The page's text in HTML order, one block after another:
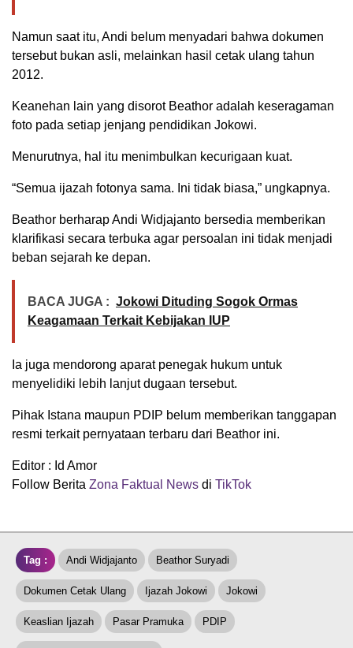
Namun saat itu, Andi belum menyadari bahwa dokumen
tersebut bukan asli, melainkan hasil cetak ulang tahun
2012.
Keanehan lain yang disorot Beathor adalah keseragaman
foto pada setiap jenjang pendidikan Jokowi.
Menurutnya, hal itu menimbulkan kecurigaan kuat.
“Semua ijazah fotonya sama. Ini tidak biasa,” ungkapnya.
Beathor berharap Andi Widjajanto bersedia memberikan
klarifikasi secara terbuka agar persoalan ini tidak menjadi
beban sejarah ke depan.
BACA JUGA : Jokowi Dituding Sogok Ormas
Keagamaan Terkait Kebijakan IUP
Ia juga mendorong aparat penegak hukum untuk
menyelidiki lebih lanjut dugaan tersebut.
Pihak Istana maupun PDIP belum memberikan tanggapan
resmi terkait pernyataan terbaru dari Beathor ini.
Editor : Id Amor
Follow Berita Zona Faktual News di TikTok
Tag : Andi Widjajanto Beathor Suryadi
Dokumen Cetak Ulang Ijazah Jokowi Jokowi
Keaslian Ijazah Pasar Pramuka PDIP